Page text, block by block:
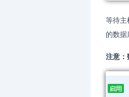
等待
的数
注意